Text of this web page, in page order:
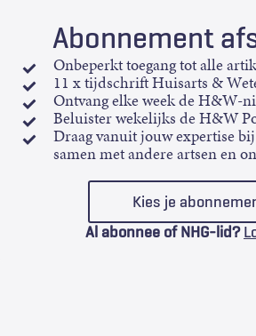
Abonnement
Onbeperkt toegang tot alle
11 x tijdschrift Huisarts &
Ontvang elke week de H&W-
Beluister wekelijks de H&W
Draag vanuit jouw expertise
samen met andere artsen en
Kies je
Al abonnee of NHG-lid?